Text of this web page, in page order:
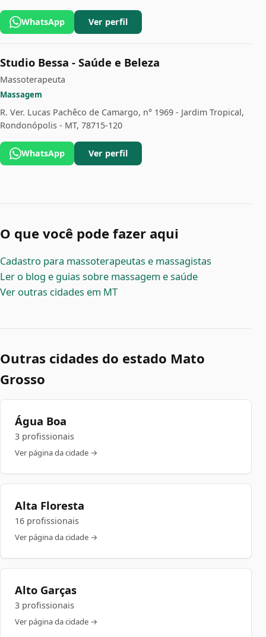
WhatsApp Ver perfil
Studio Bessa - Saúde e Beleza
Massoterapeuta
Massagem
R. Ver. Lucas Pachêco de Camargo, n° 1969 - Jardim Tropical,
Rondonópolis - MT, 78715-120
WhatsApp Ver perfil
O que você pode fazer aqui
Cadastro para massoterapeutas e massagistas
Ler o blog e guias sobre massagem e saúde
Ver outras cidades em MT
Outras cidades do estado Mato
Grosso
Água Boa
3 profissionais
Ver página da cidade →
Alta Floresta
16 profissionais
Ver página da cidade →
Alto Garças
3 profissionais
Ver página da cidade →